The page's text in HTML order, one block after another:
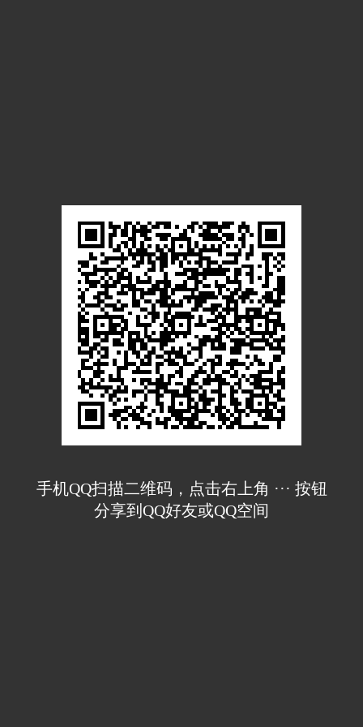
手机QQ扫描二维码，点击右上角 ··· 按钮
分享到QQ好友或QQ空间